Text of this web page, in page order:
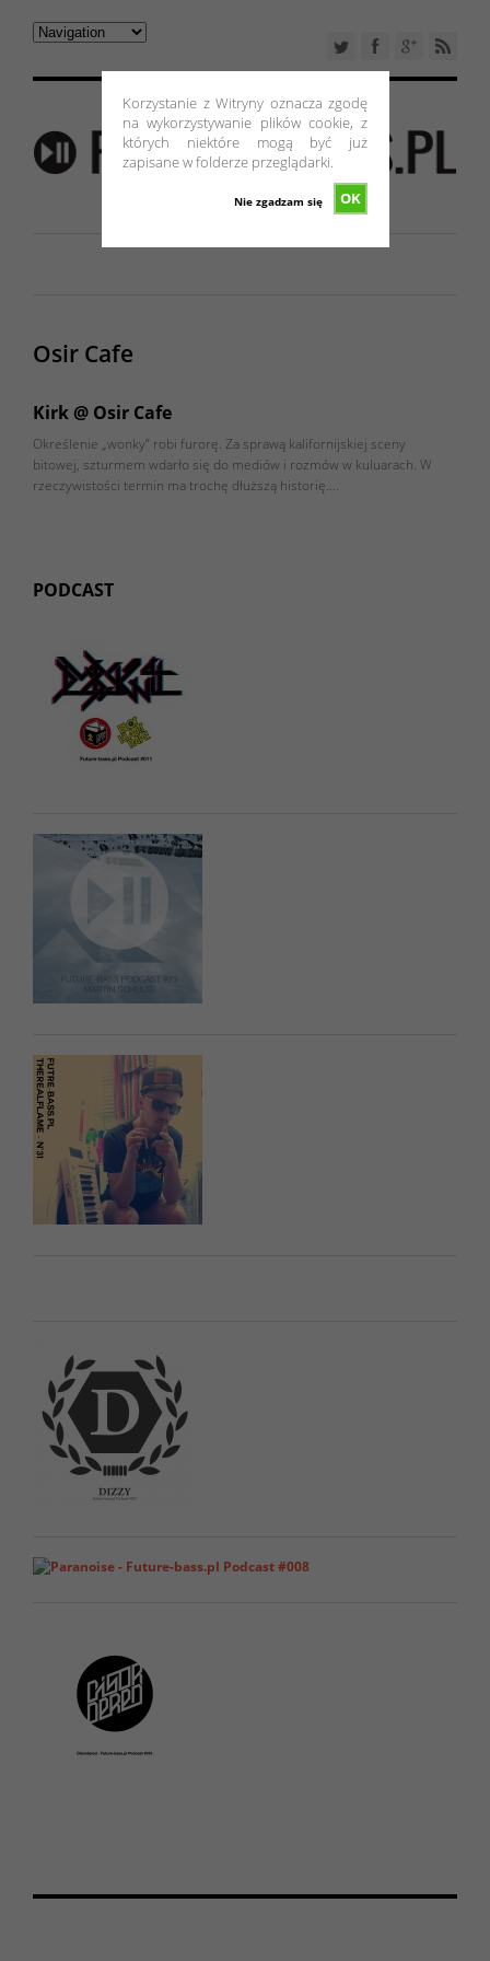
Korzystanie z Witryny oznacza zgodę
na wykorzystywanie plików cookie, z
których niektóre mogą być już
zapisane w folderze przeglądarki.
OK
Nie zgadzam się
Osir Cafe
Kirk @ Osir Cafe
Określenie „wonky” robi furorę. Za sprawą kalifornijskiej sceny
bitowej, szturmem wdarło się do mediów i rozmów w kuluarach. W
rzeczywistości termin ma trochę dłuższą historię….
PODCAST